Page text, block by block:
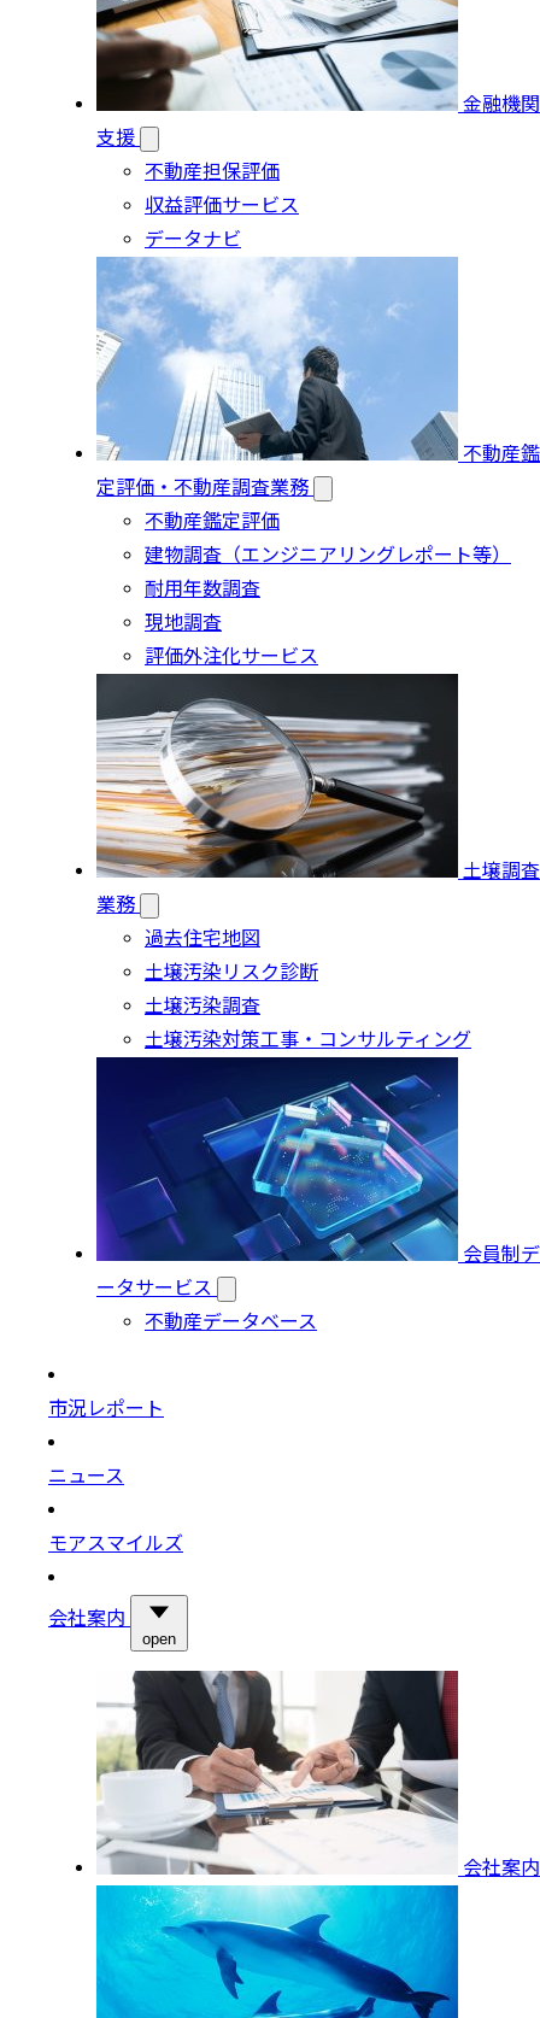
金融機関
支援
不動産担保評価
収益評価サービス
データナビ
不動産鑑
定評価・不動産調査業務
不動産鑑定評価
建物調査（エンジニアリングレポート等）
耐用年数調査
現地調査
評価外注化サービス
土壌調査
業務
過去住宅地図
土壌汚染リスク診断
土壌汚染調査
土壌汚染対策工事・コンサルティング
会員制デ
ータサービス
不動産データベース
市況レポート
ニュース
モアスマイルズ
会社案内
open
会社案内